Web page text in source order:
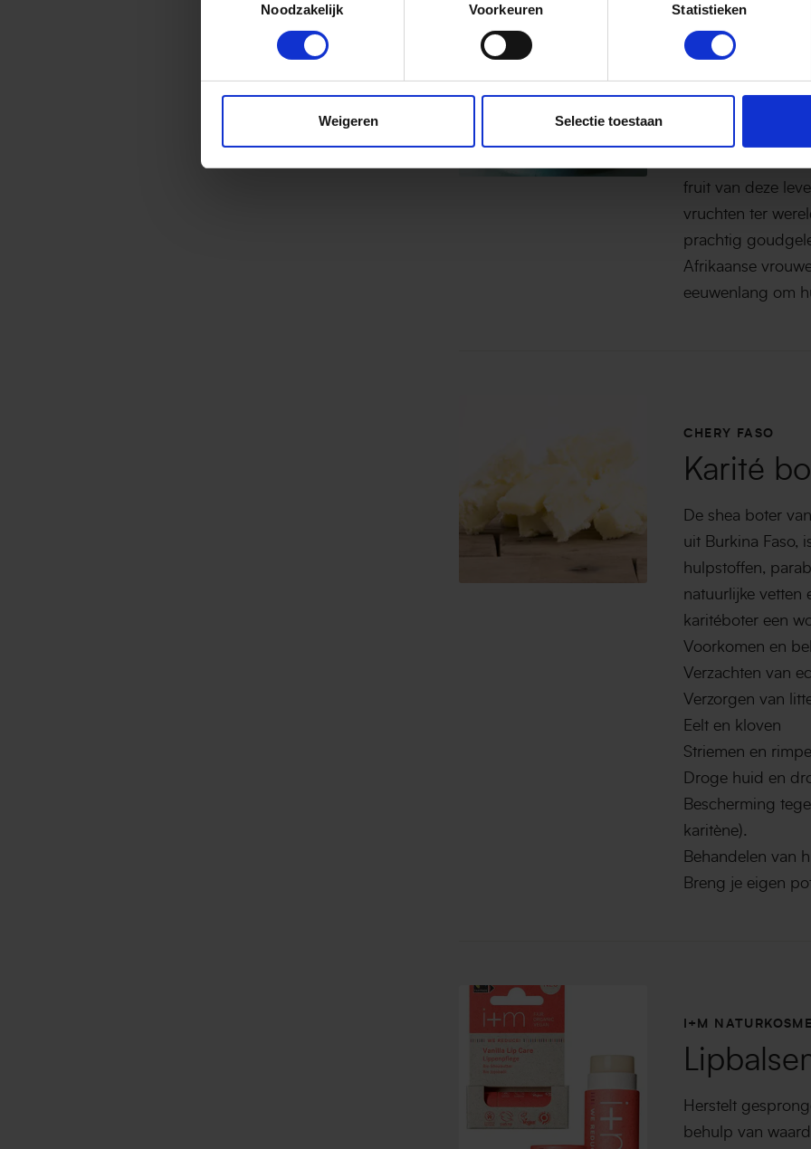
Noodzakelijk
Voorkeuren Statistieken
Weigeren Selectie toestaan
Baobab
Baobab olie
wonderolie
ook wel 'Tree of
fruit van deze
vruchten ter
prachtig
Afrikaanse
eeuwenlang om
CHERY FASO
Karité
De shea boter
uit Burkina Faso,
hulpstoffen,
natuurlijke vetten
karitéboter een
Voorkomen en
Verzachten van
Verzorgen van
Eelt en kloven
Striemen en
Droge huid en
Bescherming
karitène).
Behandelen van
Breng je eigen
I+M
Herstelt
behulp van